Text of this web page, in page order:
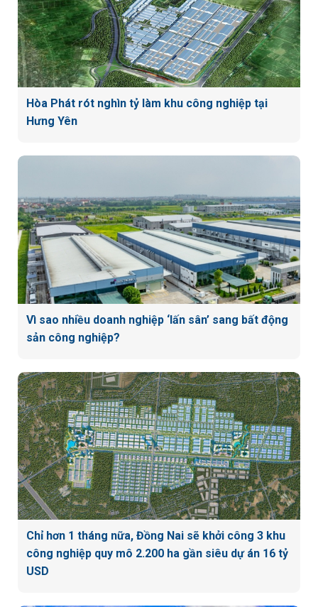
Hòa Phát rót nghìn tỷ làm khu công nghiệp tại
Hưng Yên
Vì sao nhiều doanh nghiệp ‘lấn sân’ sang bất động
sản công nghiệp?
Chỉ hơn 1 tháng nữa, Đồng Nai sẽ khởi công 3 khu
công nghiệp quy mô 2.200 ha gần siêu dự án 16 tỷ
USD